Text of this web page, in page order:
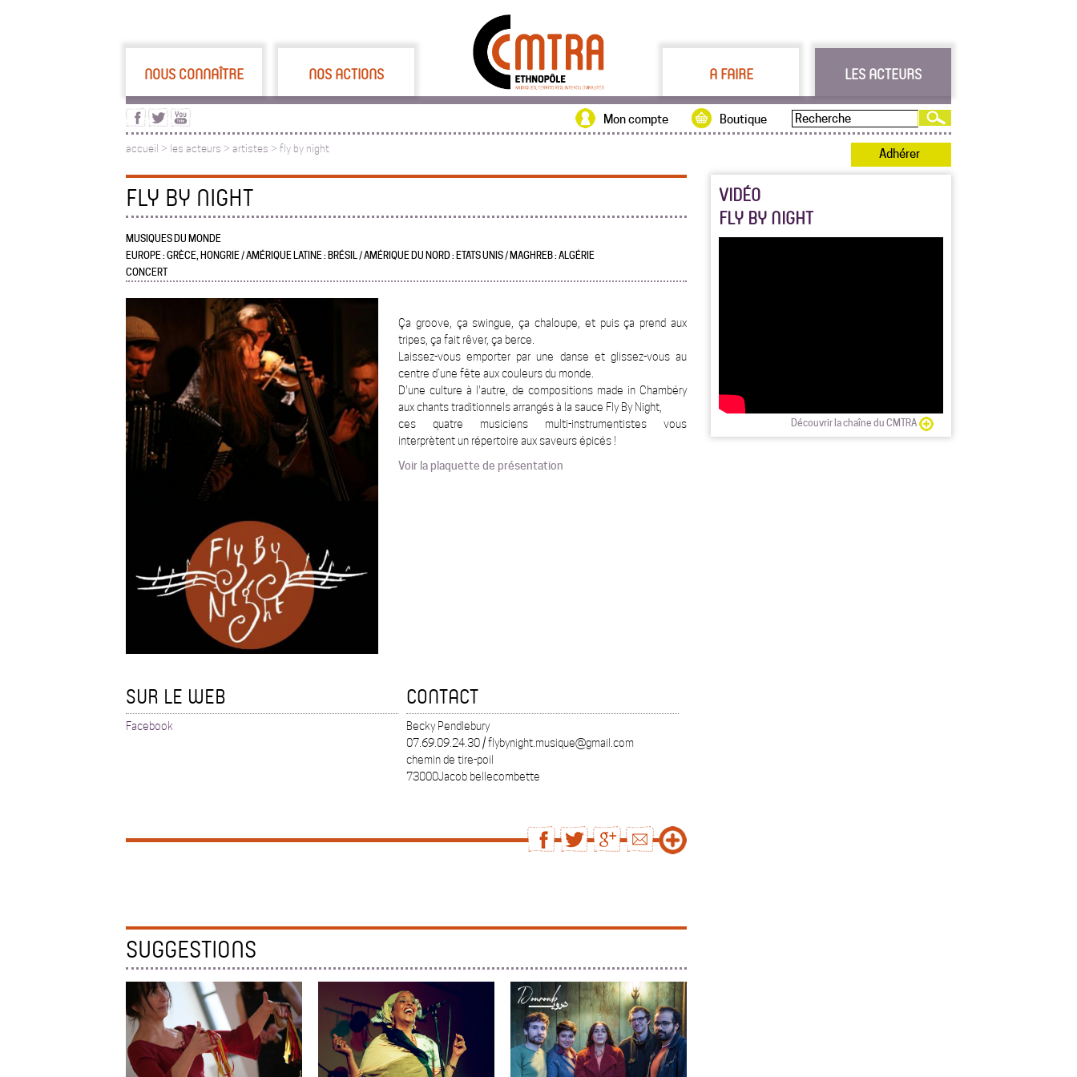
NOUS CONNAÎTRE NOS ACTIONS A FAIRE LES ACTEURS
Boutique
Mon compte
accueil > les acteurs > artistes > fly by night Adhérer
FLY BY NIGHT
MUSIQUES DU MONDE
EUROPE : GRÈCE, HONGRIE / AMÉRIQUE LATINE : BRÉSIL / AMÉRIQUE DU NORD : ETATS UNIS / MAGHREB : ALGÉRIE
CONCERT
Ça groove, ça swingue, ça chaloupe, et puis ça prend aux
tripes, ça fait rêver, ça berce.
Laissez-vous emporter par une danse et glissez-vous au
centre d’une fête aux couleurs du monde.
D'une culture à l'autre, de compositions made in Chambéry
aux chants traditionnels arrangés à la sauce Fly By Night,
ces quatre musiciens multi-instrumentistes vous
interprètent un répertoire aux saveurs épicés !
Voir la plaquette de présentation
SUR LE WEB
Facebook
CONTACT
Becky Pendlebury
07.69.09.24.30 / flybynight.musique@gmail.com
chemin de tire-poil
73000Jacob bellecombette
SUGGESTIONS
VIDÉO
FLY BY NIGHT
Découvrir la chaîne du CMTRA